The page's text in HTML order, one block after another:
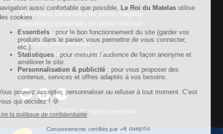
Conditions Générales de vente magasin
Conditions Générales de vente internet
Mentions Légales
Données personnelles
Codes promo Le Roi du Matelas
Copyright © 2022. All rights reserved.